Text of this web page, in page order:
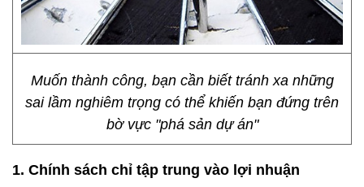
Muốn thành công, bạn cần biết tránh xa những
sai lầm nghiêm trọng có thể khiến bạn đứng trên
bờ vực "phá sản dự án"
1. Chính sách chỉ tập trung vào lợi nhuận